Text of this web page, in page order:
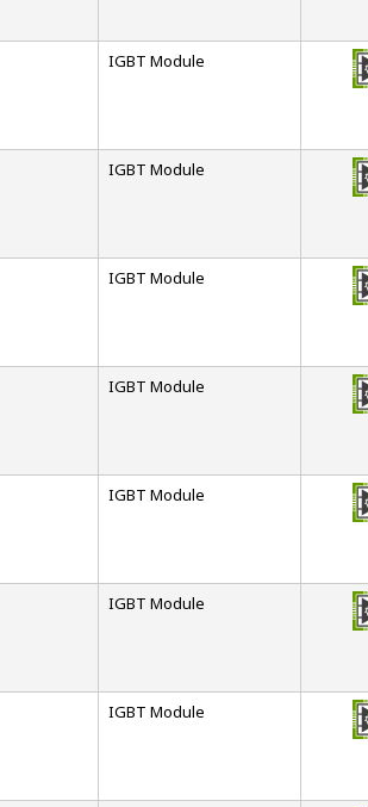
IGBT Module
IGBT Module
IGBT Module
IGBT Module
IGBT Module
IGBT Module
IGBT Module